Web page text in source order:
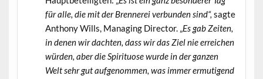
für alle, die mit der Brennerei verbunden sind“, sagte
Anthony Wills, Managing Director. „Es gab Zeiten,
in denen wir dachten, dass wir das Ziel nie erreichen
würden, aber die Spirituose wurde in der ganzen
Welt sehr gut aufgenommen, was immer ermutigend